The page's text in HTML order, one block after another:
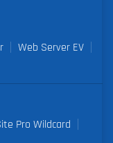
Web Server EV
Pro Wildcard